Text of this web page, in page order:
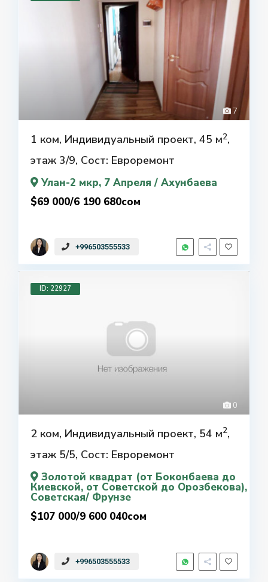
7
1 ком, Индивидуальный проект, 45 м2,
этаж 3/9, Сост: Евроремонт
Улан-2 мкр, 7 Апреля / Ахунбаева
$69 000/6 190 680сом
+996503555533
0
ID: 22927
2 ком, Индивидуальный проект, 54 м2,
этаж 5/5, Сост: Евроремонт
Золотой квадрат (от Боконбаева до
Киевской, от Советской до Орозбекова),
Советская/ Фрунзе
$107 000/9 600 040сом
+996503555533